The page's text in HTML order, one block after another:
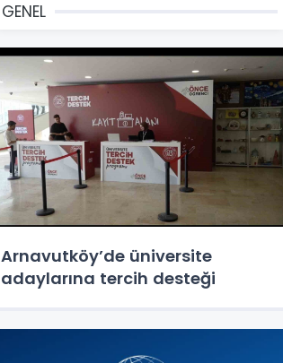
GENEL
Arnavutköy’de üniversite
adaylarına tercih desteği